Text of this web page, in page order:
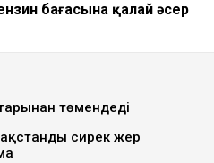
бағасына қалай әсер
төмендеді
сирек жер